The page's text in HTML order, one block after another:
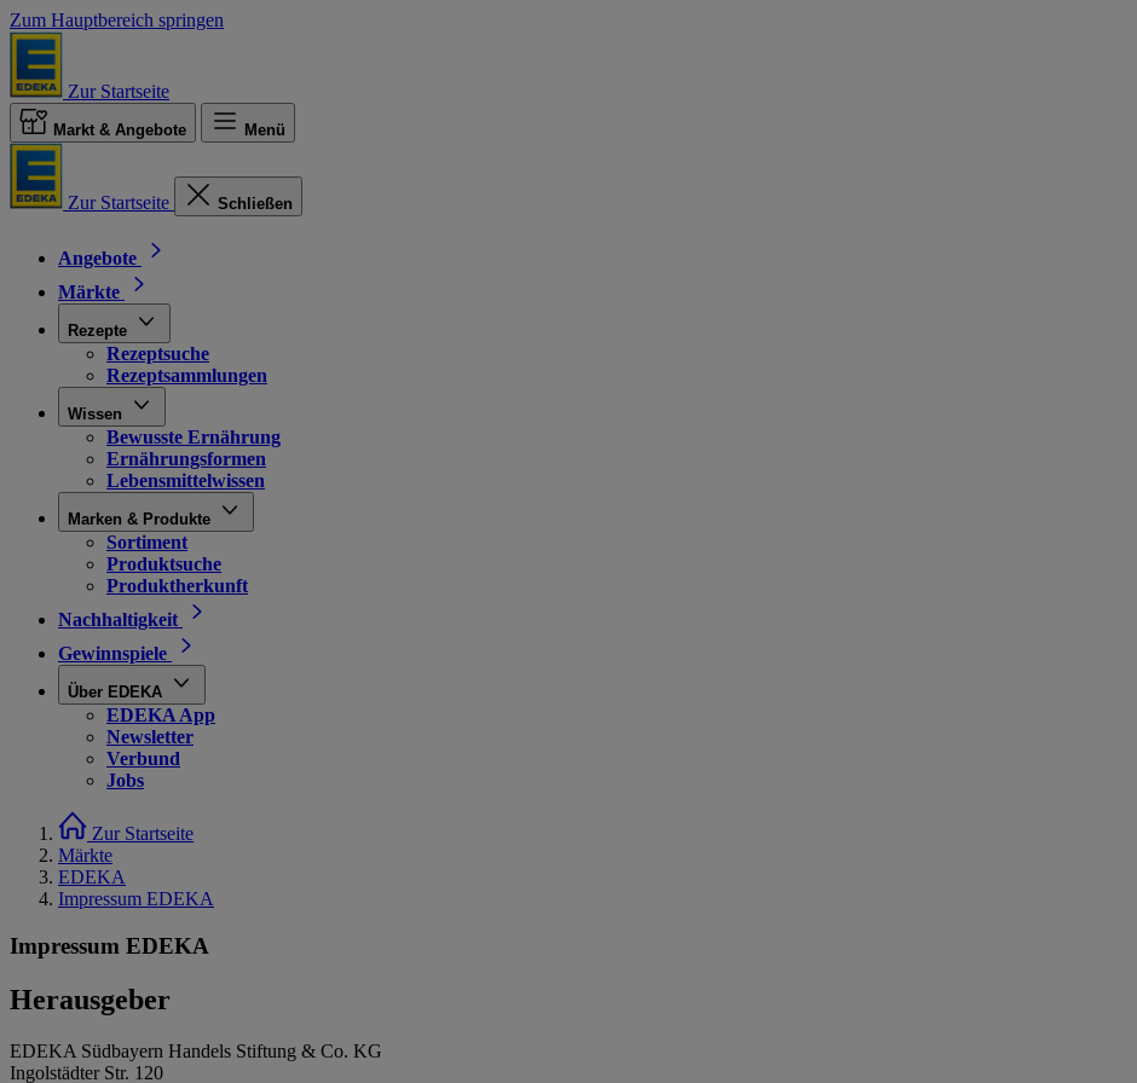
Zum Hauptbereich springen
Zur Startseite
Markt & Angebote Menü
Zur Startseite Schließen
Angebote
Märkte
Rezepte
Rezeptsuche
Rezeptsammlungen
Wissen
Bewusste Ernährung
Ernährungsformen
Lebensmittelwissen
Marken & Produkte
Sortiment
Produktsuche
Produktherkunft
Nachhaltigkeit
Gewinnspiele
Über EDEKA
EDEKA App
Newsletter
Verbund
Jobs
Zur Startseite
Märkte
EDEKA
Impressum EDEKA
Impressum EDEKA
Herausgeber
EDEKA Südbayern Handels Stiftung & Co. KG
Ingolstädter Str. 120